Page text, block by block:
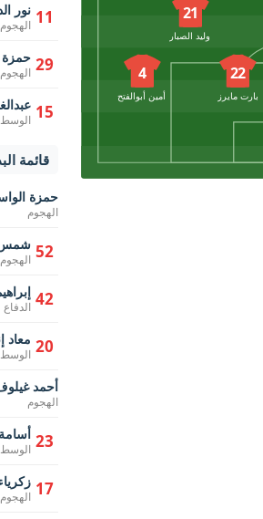
21
وليد الصبار
22
بارت مايرز
4
أمين أبوالفتح
11 نور
الهجوم
29 حمزة
الهجوم
15 الوسط
قائمة
حمزة
الهجوم
52 شمس
الهجوم
42 الدفاع
20 معاد
الوسط
أحمد
الهجوم
23 الوسط
17 الهجوم